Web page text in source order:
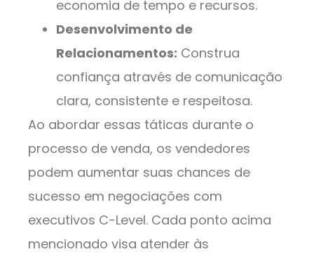
economia de tempo e recursos.
Desenvolvimento de
Relacionamentos: Construa
confiança através de comunicação
clara, consistente e respeitosa.
Ao abordar essas táticas durante o
processo de venda, os vendedores
podem aumentar suas chances de
sucesso em negociações com
executivos C-Level. Cada ponto acima
mencionado visa atender às